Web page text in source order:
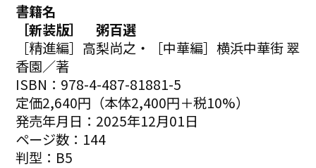
書籍名
［新装版］ 粥百選
［精進編］高梨尚之・［中華編］横浜中華街 翠
香園／著
ISBN：978-4-487-81881-5
定価2,640円（本体2,400円＋税10%）
発売年月日：2025年12月01日
ページ数：144
判型：B5